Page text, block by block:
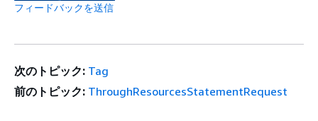
フィードバックを送信
次のトピック: Tag
前のトピック: ThroughResourcesStatementRequest